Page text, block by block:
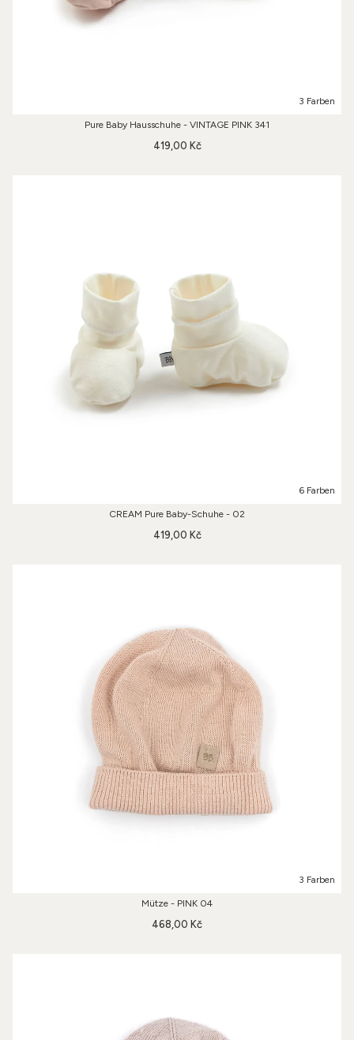
3 Farben
Pure Baby Hausschuhe - VINTAGE PINK 341
419,00 Kč
6 Farben
CREAM Pure Baby-Schuhe - 02
419,00 Kč
3 Farben
Mütze - PINK 04
468,00 Kč